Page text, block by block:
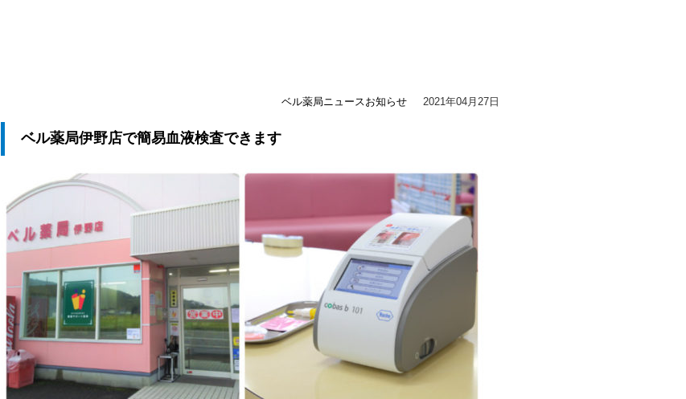
2021年04月27日
ベル薬局ニュースお知らせ
ベル薬局伊野店で簡易血液検査できます